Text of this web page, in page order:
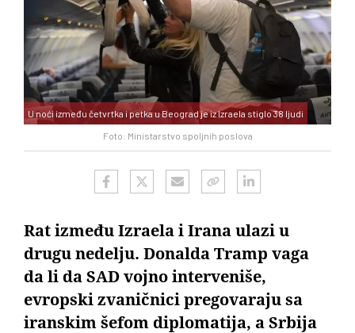
Foto: Ministarstvo spoljnih poslova
U noći između četvrtka i petka u Beograd je iz Izraela stiglo 38 ljudi
Rat između Izraela i Irana ulazi u
drugu nedelju. Donalda Tramp vaga
da li da SAD vojno interveniše,
evropski zvaničnici pregovaraju sa
iranskim šefom diplomatija, a Srbija